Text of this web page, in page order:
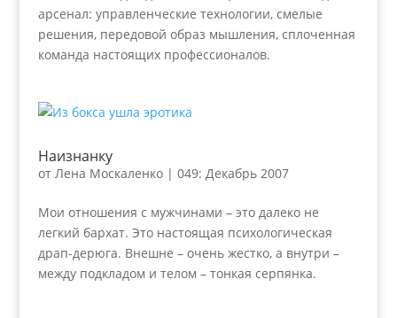
арсенал: управленческие технологии, смелые
решения, передовой образ мышления, сплоченная
команда настоящих профессионалов.
Наизнанку
от Лена Москаленко| 049: Декабрь 2007
Мои отношения с мужчинами – это далеко не
легкий бархат. Это настоящая психологическая
драп-дерюга. Внешне – очень жестко, а внутри –
между подкладом и телом – тонкая серпянка.